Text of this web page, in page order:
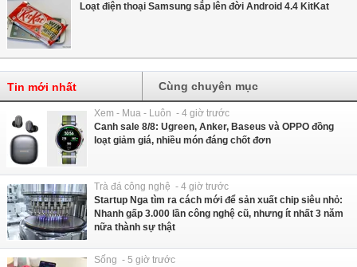
Loạt điện thoại Samsung sắp lên đời Android 4.4 KitKat
Tin mới nhất Cùng chuyên mục
Xem - Mua - Luôn - 4 giờ trước
Canh sale 8/8: Ugreen, Anker, Baseus và OPPO đồng
loạt giảm giá, nhiều món đáng chốt đơn
Trà đá công nghệ - 4 giờ trước
Startup Nga tìm ra cách mới để sản xuất chip siêu nhỏ:
Nhanh gấp 3.000 lần công nghệ cũ, nhưng ít nhất 3 năm
nữa thành sự thật
Sống - 5 giờ trước